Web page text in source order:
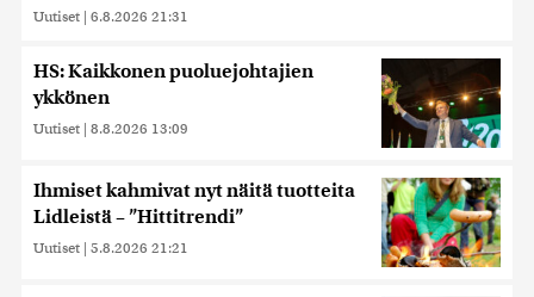
Uutiset | 6.8.2026 21:31
HS: Kaikkonen puoluejohtajien
ykkönen
Uutiset | 8.8.2026 13:09
Ihmiset kahmivat nyt näitä tuotteita
Lidleistä – ”Hittitrendi”
Uutiset | 5.8.2026 21:21